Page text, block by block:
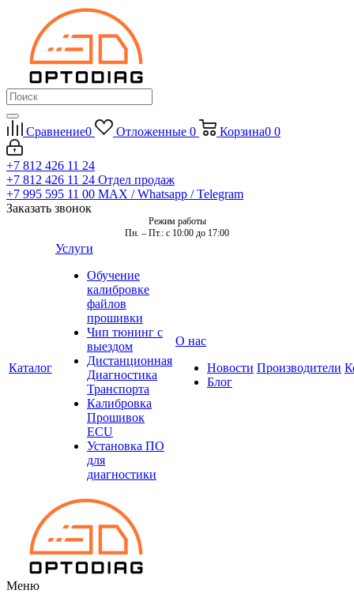
Сравнение0 Отложенные 0 Корзина0 0
+7 812 426 11 24
+7 812 426 11 24 Отдел продаж
+7 995 595 11 00 MAX / Whatsapp / Telegram
Заказать звонок
Режим работы
Пн. – Пт.: с 10:00 до 17:00
Каталог
Услуги
Обучение
калибровке
файлов
прошивки
Чип тюнинг с
выездом
Дистанционная
Диагностика
Транспорта
Калибровка
Прошивок
ECU
Установка ПО
для
диагностики
О нас
Новости
Блог
Производители
Меню